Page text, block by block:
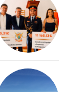
em sua